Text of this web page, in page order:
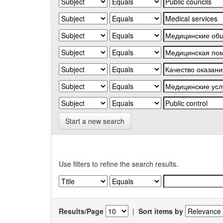
Start a new search
Use filters to refine the search results.
Results/Page | Sort items by